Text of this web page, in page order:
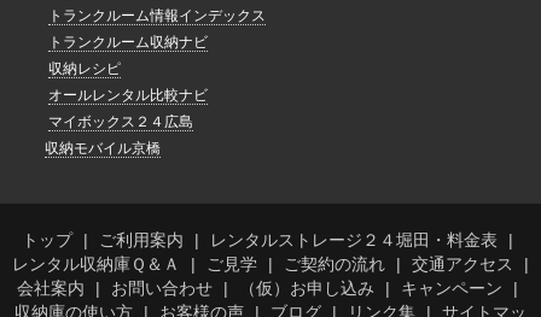
トランクルーム情報インデックス
トランクルーム収納ナビ
収納レシピ
オールレンタル比較ナビ
マイボックス２４広島
収納モバイル京橋
トップ ご利用案内
レンタルストレージ２４堀田・料金表
レンタル収納庫Ｑ＆Ａ
ご見学 ご契約の流れ
交通アクセス
会社案内
お問い合わせ （仮）お申し込み
キャンペーン
収納庫の使い方
お客様の声 ブログ リンク集 サイトマッ